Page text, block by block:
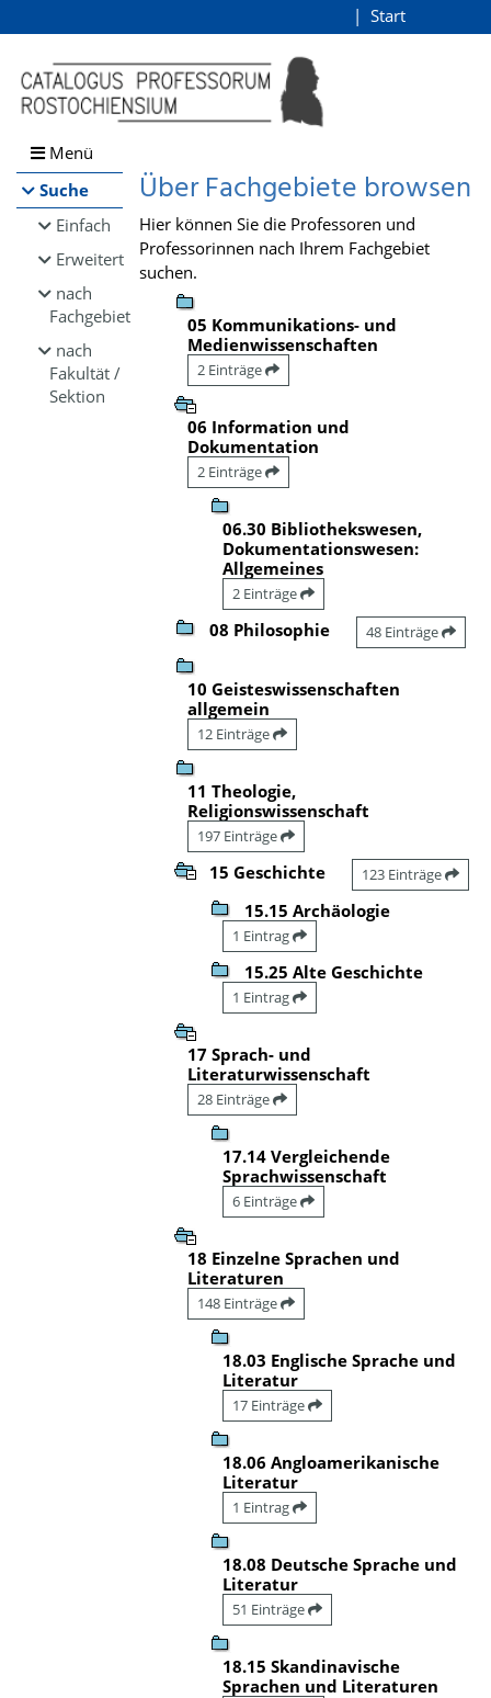
Browsen
direkt zum Inhalt
Start
Menü
Suche
Einfach
Erweitert
nach
Fachgebiet
nach
Fakultät /
Sektion
Über Fachgebiete browsen
Hier können Sie die Professoren und
Professorinnen nach Ihrem Fachgebiet
suchen.
05 Kommunikations- und
Medienwissenschaften
2 Einträge
06 Information und
Dokumentation
2 Einträge
06.30 Bibliothekswesen,
Dokumentationswesen:
Allgemeines
2 Einträge
08 Philosophie 48 Einträge
10 Geisteswissenschaften
allgemein
12 Einträge
11 Theologie,
Religionswissenschaft
197 Einträge
15 Geschichte 123 Einträge
15.15 Archäologie
1 Eintrag
15.25 Alte Geschichte
1 Eintrag
17 Sprach- und
Literaturwissenschaft
28 Einträge
17.14 Vergleichende
Sprachwissenschaft
6 Einträge
18 Einzelne Sprachen und
Literaturen
148 Einträge
18.03 Englische Sprache und
Literatur
17 Einträge
18.06 Angloamerikanische
Literatur
1 Eintrag
18.08 Deutsche Sprache und
Literatur
51 Einträge
18.15 Skandinavische
Sprachen und Literaturen